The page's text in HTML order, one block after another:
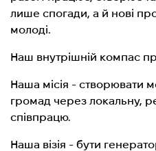
лише спогади, а й нові
молоді.
Наш внутрішній компас
Наша місія - створювати
громад через локальну,
співпрацю.
Наша візія - бути